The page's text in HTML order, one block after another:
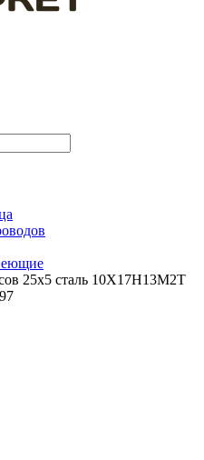
25х5 сталь 10Х17Н13М2Т